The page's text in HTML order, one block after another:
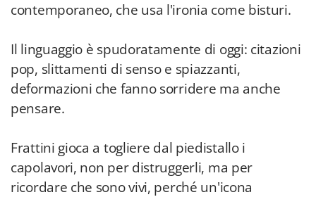
contemporaneo, che usa l'ironia come bisturi.
Il linguaggio è spudoratamente di oggi: citazioni
pop, slittamenti di senso e spiazzanti,
deformazioni che fanno sorridere ma anche
pensare.
Frattini gioca a togliere dal piedistallo i
capolavori, non per distruggerli, ma per
ricordare che sono vivi, perché un'icona